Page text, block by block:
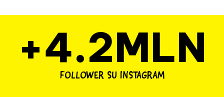
+4.2MLN
FOLLOWER SU INSTAGRAM